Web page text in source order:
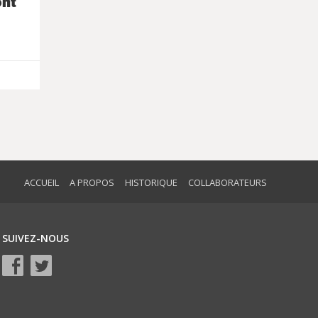
ACCUEIL A PROPOS HISTORIQUE COLLABORATEURS
SUIVEZ-NOUS